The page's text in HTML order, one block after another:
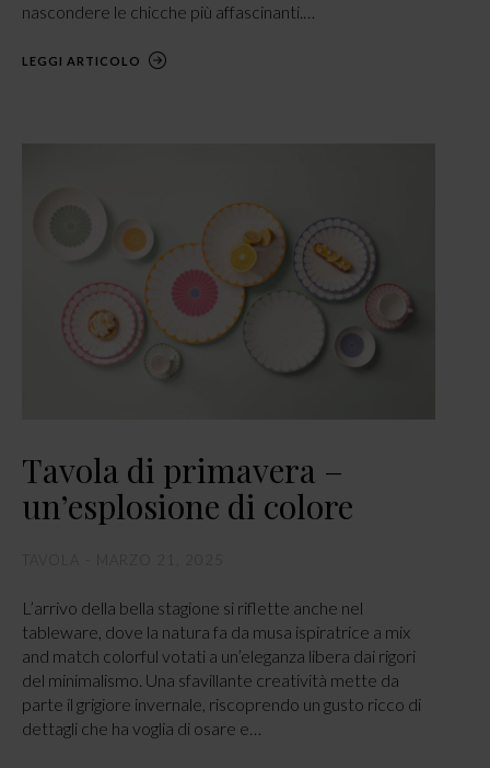
nascondere le chicche più affascinanti.…
LEGGI ARTICOLO
Tavola di primavera –
un’esplosione di colore
L’arrivo della bella stagione si riflette anche nel
tableware, dove la natura fa da musa ispiratrice a mix
and match colorful votati a un’eleganza libera dai rigori
del minimalismo. Una sfavillante creatività mette da
parte il grigiore invernale, riscoprendo un gusto ricco di
dettagli che ha voglia di osare e…